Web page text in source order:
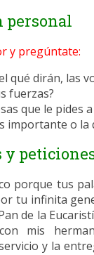
personal
y pregúntate:
qué dirán, las
fuerzas?
que le pides
importante o la
y
porque tus
tu infinita
de la
mis
y la